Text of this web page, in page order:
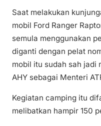
Saat melakukan
mobil Ford Ranger
semula menggunakan
diganti dengan pelat
mobil itu sudah sah jadi
AHY sebagai Menteri
Kegiatan camping itu
melibatkan hampir 150